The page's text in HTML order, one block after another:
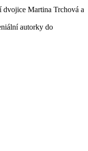
Martina Trchová a
autorky do